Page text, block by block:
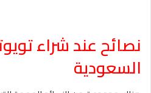
نصائح عند شراء
السعودية